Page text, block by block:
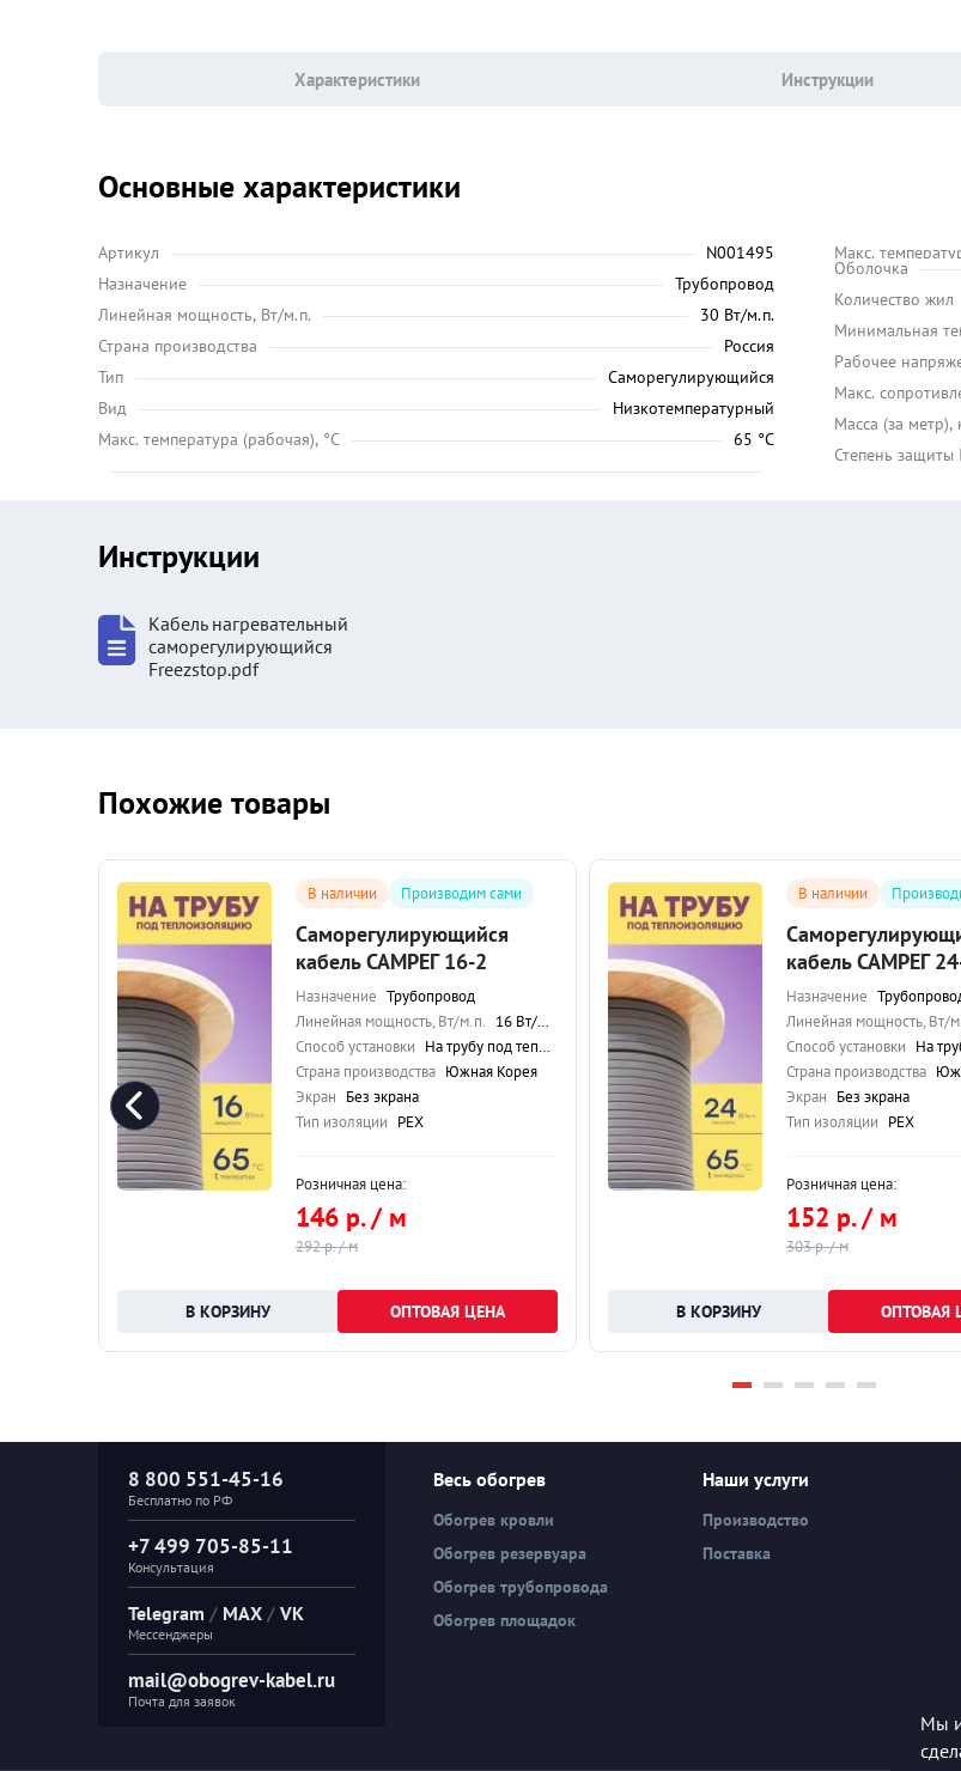
Характеристики Инструкции
Основные характеристики
Артикул
N001495
Назначение
Трубопровод
Линейная мощность, Вт/м.п.
30 Вт/м.п.
Страна производства
Россия
Тип
Саморегулирующийся
Вид
Низкотемпературный
Maкс. температура (рабочая), °C
65 °C
Макс.
Оболочка
Количество жил
Минимальная
Рабочее
Макс.
Масса (за метр),
Степень защиты
Инструкции
Кабель нагревательный
саморегулирующийся
Freezstop.pdf
Похожие товары
В наличии Производим сами
Саморегулирующийся
кабель САМРЕГ 16-2
Назначение Трубопровод
Линейная мощность, Вт/м.п. 16 Вт/м.п.
Способ установки На трубу под теплоизоляцию
Страна производства Южная Корея
Экран Без экрана
Тип изоляции PEX
Розничная цена:
146 р. / м
292 р. / м
ОПТОВАЯ ЦЕНА
В наличии
кабель САМРЕГ
Назначение
Линейная мощность, Вт/
Способ установки На трубу
Страна производства
Экран Без экрана
Тип изоляции PEX
Розничная цена:
152 р. / м
303 р. / м
ОПТОВАЯ
8 800 551-45-16
Бесплатно по РФ
+7 499 705-85-11
Консультация
Telegram / MAX / VK
Мессенджеры
mail@obogrev-kabel.ru
Почта для заявок
Весь обогрев
Обогрев кровли
Обогрев резервуара
Обогрев трубопровода
Обогрев площадок
Наши услуги
Производство
Поставка
Мы